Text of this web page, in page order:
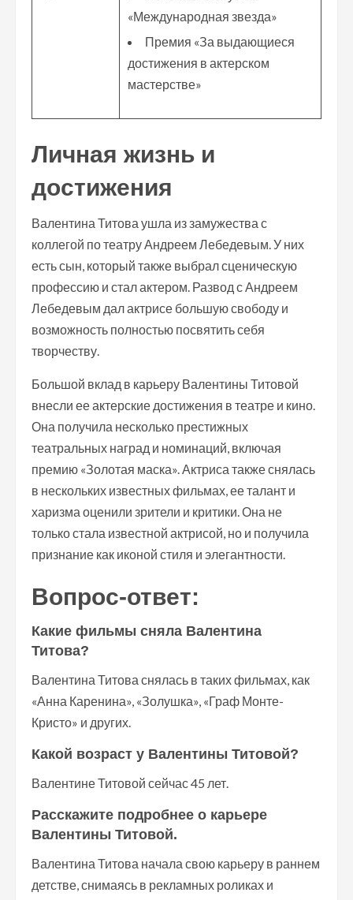
«Международная звезда»
Премия «За выдающиеся
достижения в актерском
мастерстве»
Личная жизнь и
достижения
Валентина Титова ушла из замужества с
коллегой по театру Андреем Лебедевым. У них
есть сын, который также выбрал сценическую
профессию и стал актером. Развод с Андреем
Лебедевым дал актрисе большую свободу и
возможность полностью посвятить себя
творчеству.
Большой вклад в карьеру Валентины Титовой
внесли ее актерские достижения в театре и кино.
Она получила несколько престижных
театральных наград и номинаций, включая
премию «Золотая маска». Актриса также снялась
в нескольких известных фильмах, ее талант и
харизма оценили зрители и критики. Она не
только стала известной актрисой, но и получила
признание как иконой стиля и элегантности.
Вопрос-ответ:
Какие фильмы сняла Валентина
Титова?
Валентина Титова снялась в таких фильмах, как
«Анна Каренина», «Золушка», «Граф Монте-
Кристо» и других.
Какой возраст у Валентины Титовой?
Валентине Титовой сейчас 45 лет.
Расскажите подробнее о карьере
Валентины Титовой.
Валентина Титова начала свою карьеру в раннем
детстве, снимаясь в рекламных роликах и